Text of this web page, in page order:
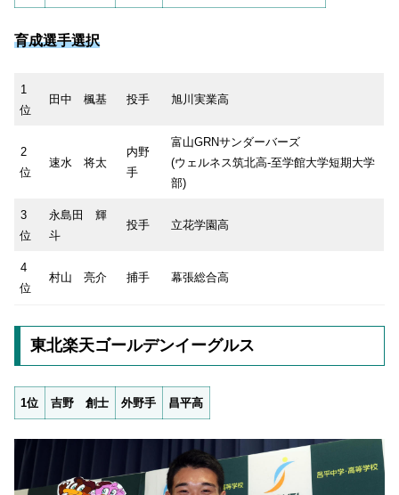
育成選手選択
1
位
田中 楓基 投手 旭川実業高
2
位
速水 将太
内野
手
富山GRNサンダーバーズ
(ウェルネス筑北高-至学館大学短期大学
部)
3
位
永島田 輝
斗
投手 立花学園高
4
位
村山 亮介 捕手 幕張総合高
東北楽天ゴールデンイーグルス
1位 吉野 創士 外野手 昌平高